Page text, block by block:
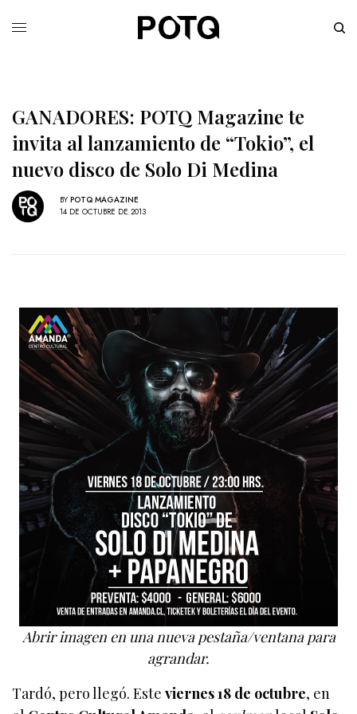
GANADORES: POTQ Magazine te
invita al lanzamiento de “Tokio”, el
nuevo disco de Solo Di Medina
BY POTQ MAGAZINE
14 DE OCTUBRE DE 2013
Abrir imagen en una nueva pestaña/ventana para
agrandar.
Tardó, pero llegó. Esteviernes 18 de octubre, en